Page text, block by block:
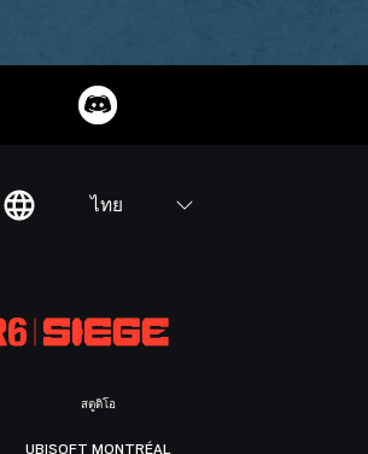
ไทย
สตูดิโอ
UBISOFT MONTRÉAL